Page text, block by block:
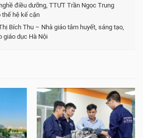
điều dưỡng, TTƯT Trần Ngọc Trung
thế hệ kế cận
Bích Thu – Nhà giáo tâm huyết, sáng tạo,
giáo dục Hà Nội